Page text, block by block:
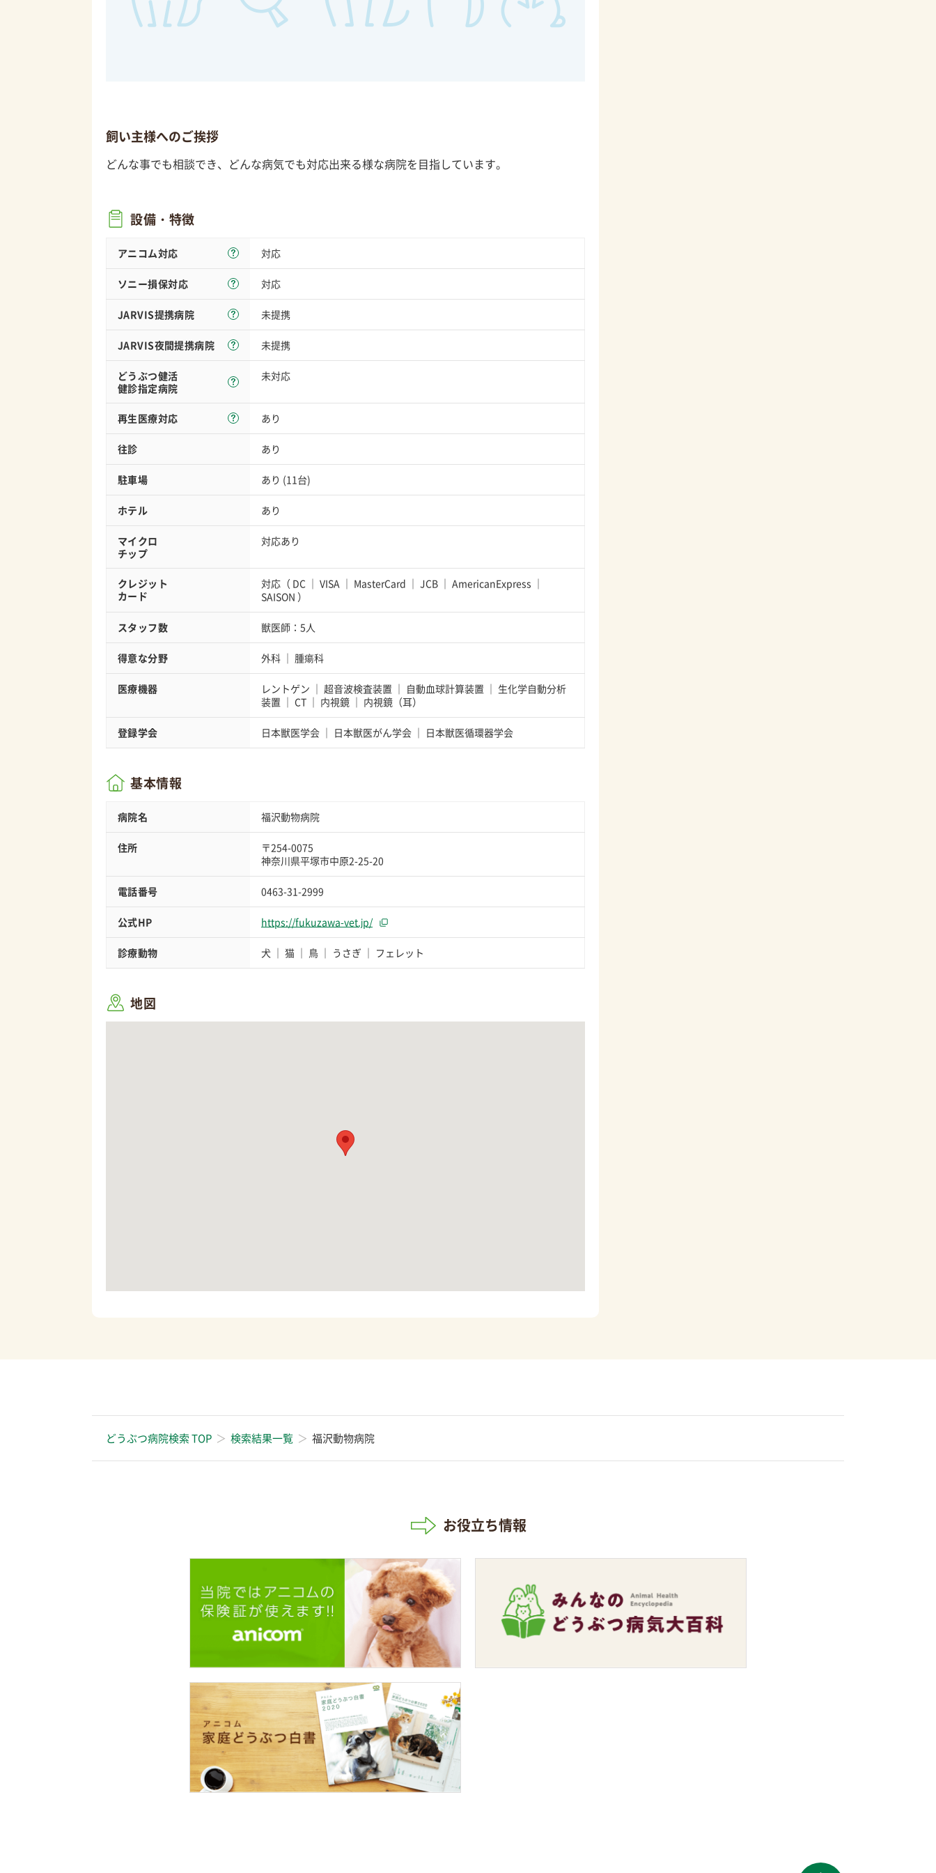
飼い主様へのご挨拶
どんな事でも相談でき、どんな病気でも対応出来る様な病院を目指しています。
設備・特徴
アニコム対応 対応
ソニー損保対応 対応
JARVIS提携病院 未提携
JARVIS夜間提携病院 未提携
どうぶつ健活
健診指定病院
未対応
再生医療対応 あり
往診 あり
駐車場 あり (11台)
ホテル あり
マイクロ
チップ
対応あり
クレジット
カード
対応（ DC VISA MasterCard JCB
AmericanExpress
SAISON ）
スタッフ数 獣医師：5人
得意な分野 外科 腫瘍科
医療機器 レントゲン 超音波検査装置 自動血球計算装置
生化学自動分析
装置
CT 内視鏡 内視鏡（耳）
登録学会 日本獣医学会 日本獣医がん学会 日本獣医循環器学会
基本情報
病院名 福沢動物病院
住所
〒254-0075
神奈川県平塚市中原2-25-20
電話番号 0463-31-2999
公式HP https://fukuzawa-vet.jp/
診療動物 犬 猫 鳥 うさぎ フェレット
地図
どうぶつ病院検索 TOP 検索結果一覧 福沢動物病院
お役立ち情報